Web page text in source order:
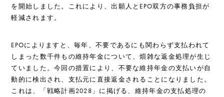
を開始しました。これにより、出願人とEPO双方の事務負担が
軽減されます。
EPOによりますと、毎年、不要であるにも関わらず支払われて
しまった数千件もの維持年金について、煩雑な返金処理が生じ
ていました。今回の措置により、不要な維持年金の支払いが自
動的に検出され、支払元に直接返金されることになりました。
これは、「戦略計画2028」に掲げる、維持年金の支払処理の